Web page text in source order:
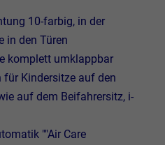
10-farbig, in der
in den Türen
komplett umklappbar
für Kindersitze auf den
auf dem Beifahrersitz, i-
""Air Care